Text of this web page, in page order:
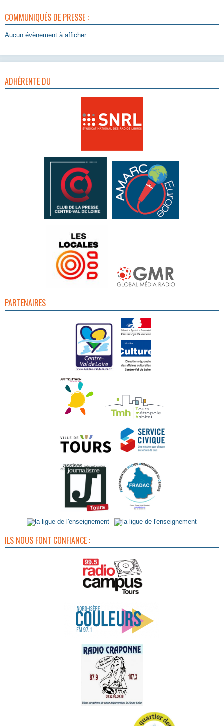
COMMUNIQUÉS DE PRESSE :
Aucun évènement à afficher.
ADHÉRENTE DU
PARTENAIRES
ILS NOUS FONT CONFIANCE :